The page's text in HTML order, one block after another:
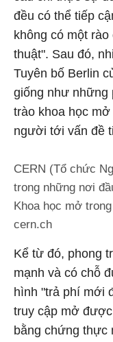
đều có thể tiếp
không có một
thuật". Sau đó,
Tuyên bố Berlin
giống như những
trào khoa học
người tới vấn đề
CERN (Tổ chức
trong những nơi
Khoa học mở
cern.ch
Kể từ đó, phong
mạnh và có chỗ
hình "trả phí mới
truy cập mở
bằng chứng thực